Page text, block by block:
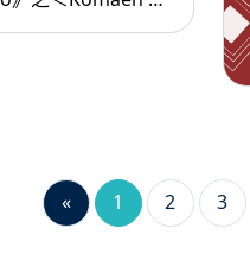
（生活資
« 1 2 3